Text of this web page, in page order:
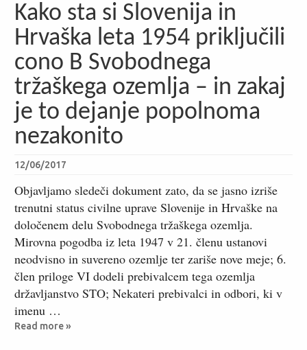
Kako sta si Slovenija in
Hrvaška leta 1954 priključili
cono B Svobodnega
tržaškega ozemlja – in zakaj
je to dejanje popolnoma
nezakonito
12/06/2017
Objavljamo sledeči dokument zato, da se jasno izriše
trenutni status civilne uprave Slovenije in Hrvaške na
določenem delu Svobodnega tržaškega ozemlja.
Mirovna pogodba iz leta 1947 v 21. členu ustanovi
neodvisno in suvereno ozemlje ter zariše nove meje; 6.
člen priloge VI dodeli prebivalcem tega ozemlja
državljanstvo STO; Nekateri prebivalci in odbori, ki v
imenu …
Read more »